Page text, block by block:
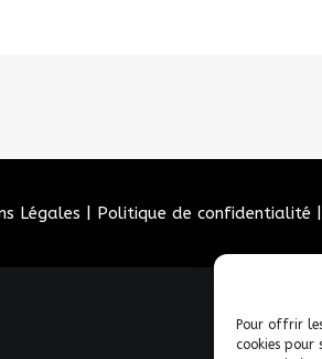
Pour offrir
cookies
Légales Politique de confidentialité